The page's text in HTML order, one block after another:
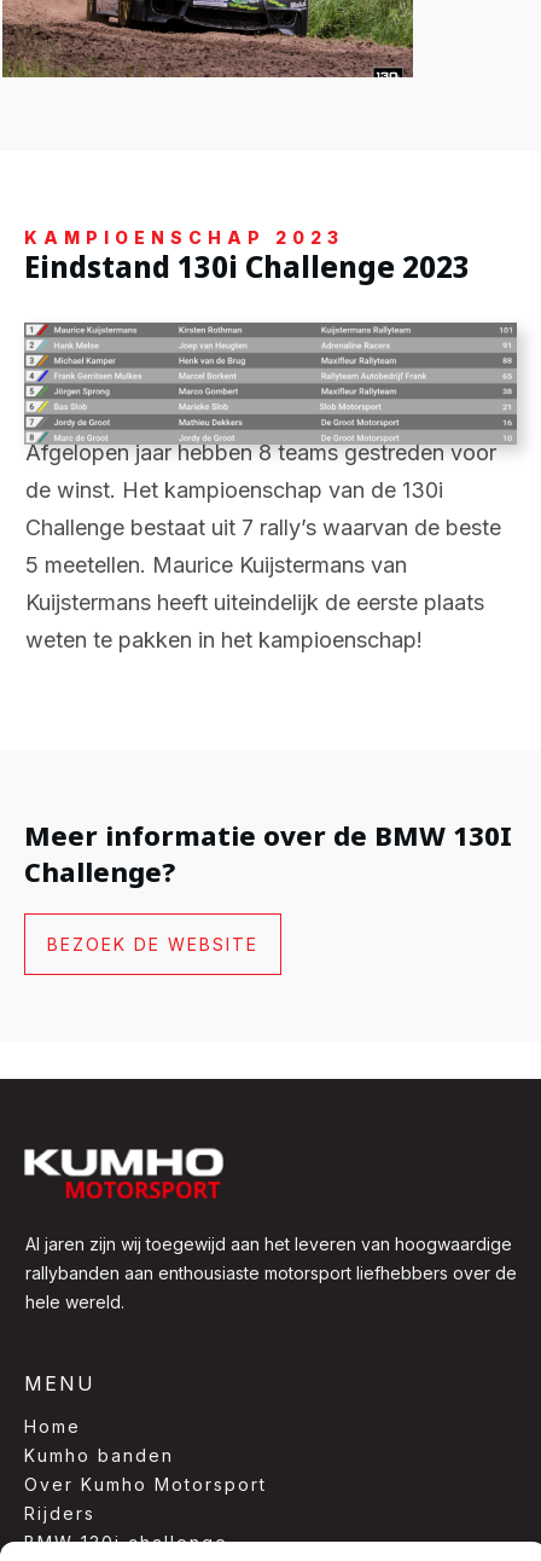
KAMPIOENSCHAP 2023
Eindstand 130i Challenge 2023
Afgelopen jaar hebben 8 teams gestreden voor
de winst. Het kampioenschap van de 130i
Challenge bestaat uit 7 rally’s waarvan de beste
5 meetellen. Maurice Kuijstermans van
Kuijstermans heeft uiteindelijk de eerste plaats
weten te pakken in het kampioenschap!
Meer informatie over de BMW 130I
Challenge?
BEZOEK DE WEBSITE
Al jaren zijn wij toegewijd aan het leveren van hoogwaardige
rallybanden aan enthousiaste motorsport liefhebbers over de
hele wereld.
MENU
Home
Kumho banden
Over Kumho Motorsport
Rijders
BMW 130i challenge